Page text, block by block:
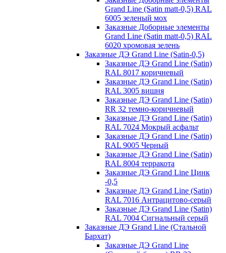
Grand Line (Satin matt-0,5) RAL
6005 зеленый мох
Заказные Доборные элементы
Grand Line (Satin matt-0,5) RAL
6020 хромовая зелень
Заказные ДЭ Grand Line (Satin-0,5)
Заказные ДЭ Grand Line (Satin)
RAL 8017 коричневый
Заказные ДЭ Grand Line (Satin)
RAL 3005 вишня
Заказные ДЭ Grand Line (Satin)
RR 32 темно-коричневый
Заказные ДЭ Grand Line (Satin)
RAL 7024 Мокрый асфальт
Заказные ДЭ Grand Line (Satin)
RAL 9005 Черный
Заказные ДЭ Grand Line (Satin)
RAL 8004 терракота
Заказные ДЭ Grand Line Цинк
-0,5
Заказные ДЭ Grand Line (Satin)
RAL 7016 Антрацитово-серый
Заказные ДЭ Grand Line (Satin)
RAL 7004 Сигнальный серый
Заказные ДЭ Grand Line (Стальной
Бархат)
Заказные ДЭ Grand Line